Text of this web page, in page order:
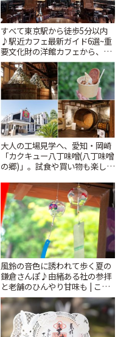
すべて東京駅から徒歩5分以内
♪駅近カフェ最新ガイド6選~重
要文化財の洋館カフェから、改
札すぐのレトロ喫茶まで~ | こと
りっぷ
大人の工場見学へ、愛知・岡崎
「カクキュー八丁味噌(八丁味噌
の郷)」。試食や買い物も楽しみ
風鈴の音色に誘われて歩く夏の
鎌倉さんぽ♪由緒ある社の参拝
と老舗のひんやり甘味も | こと
りっぷ